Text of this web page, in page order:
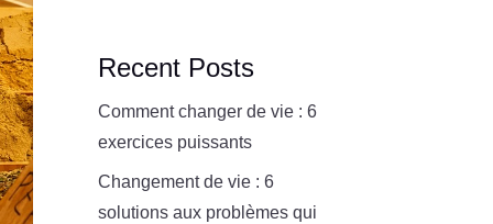
Recent Posts
Comment changer de vie : 6
exercices puissants
Changement de vie : 6
solutions aux problèmes qui